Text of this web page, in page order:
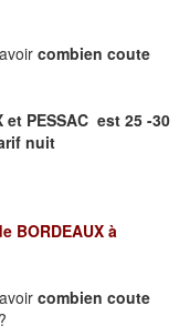
combien coute
PESSAC est 25 -30
nuit
BORDEAUX à
combien coute
?